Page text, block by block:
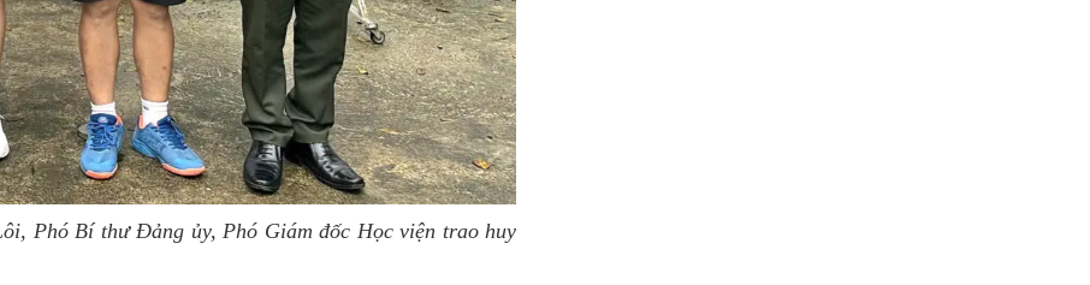
Phó Bí thư Đảng ủy, Phó Giám đốc Học viện trao huy